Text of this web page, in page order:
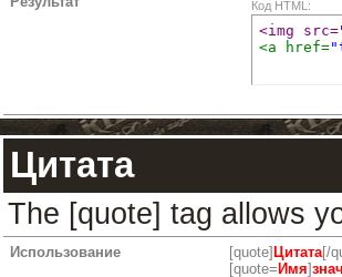
Код HTML:
<img src=
<a href=
Цитата
The [quote] tag allows
Использование [quote] Цитата[/
[quote= Имя]